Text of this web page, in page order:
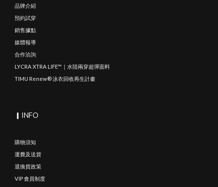
品牌介紹
預約試穿
銷售據點
媒體報導
合作洽詢
LYCRA XTRA LIFE™｜水陸兩穿超彈面料
TIMU Renew® 泳衣回收再生計畫
▎INFO
購物須知
運費及送貨
退換貨政策
VIP 會員制度